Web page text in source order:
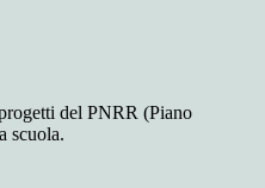
del PNRR (Piano
scuola.